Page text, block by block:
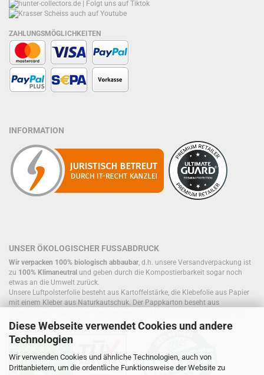
Diese Webseite verwendet Cookies und andere
Technologien
Wir verwenden Cookies und ähnliche Technologien, auch von
Drittanbietern, um die ordentliche Funktionsweise der Website zu
ZAHLUNGSMÖGLICHKEITEN
INFORMATION
UNSER ÖKOLOGISCHER FUSSABDRUCK
Wir verpacken 100% biologisch abbaubar, d.h. unsere Versandverpackung ist
zu 100% Klimaneutral und geben durch die Kompostierbarkeit sogar noch
etwas an die Umwelt zurück.
Unsere Luftpolsterfolie besteht aus Kartoffelstärke, die Klebefolie aus Papier
mit einem Kleber aus Naturkautschuk. Der Pappkarton beseht aus
Füllmaterial, bereits im Kreislauf befinden.